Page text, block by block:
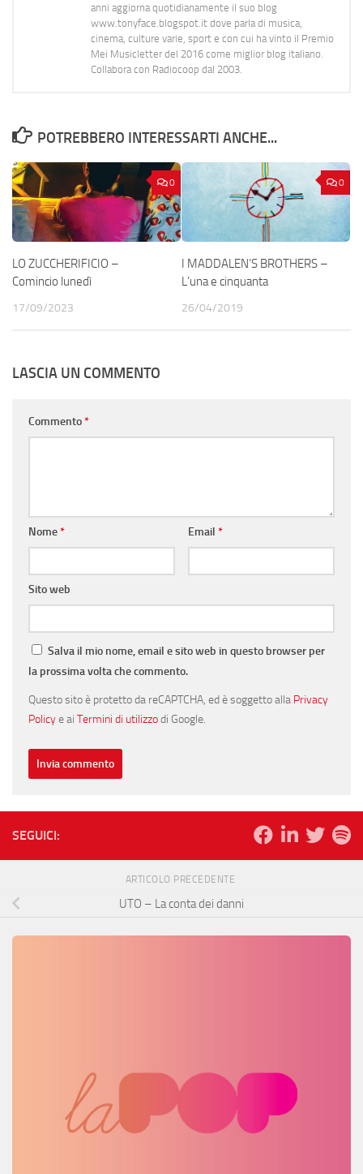
anni aggiorna quotidianamente il suo blog
www.tonyface.blogspot.it dove parla di musica,
cinema, culture varie, sport e con cui ha vinto il Premio
Mei Musicletter del 2016 come miglior blog italiano.
Collabora con Radiocoop dal 2003.
POTREBBERO INTERESSARTI ANCHE...
0
LO ZUCCHERIFICIO –
Comincio lunedì
17/09/2023
0
I MADDALEN’S BROTHERS –
L’una e cinquanta
26/04/2019
LASCIA UN COMMENTO
Commento*
Nome* Email *
Sito web
Salva il mio nome, email e sito web in questo browser per
la prossima volta che commento.
Questo sito è protetto da reCAPTCHA, ed è soggetto alla Privacy
Policye ai Termini di utilizzodi Google.
SEGUICI:
ARTICOLO PRECEDENTE
UTO – La conta dei danni